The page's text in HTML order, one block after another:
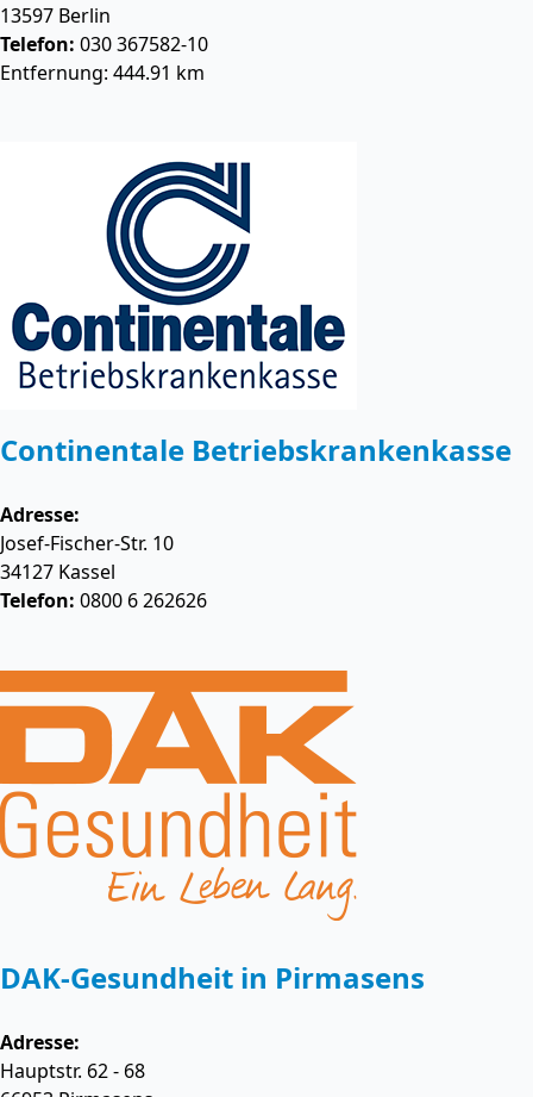
13597 Berlin
Telefon: 030 367582-10
Entfernung: 444.91 km
Continentale Betriebskrankenkasse
Adresse:
Josef-Fischer-Str. 10
34127 Kassel
Telefon: 0800 6 262626
DAK-Gesundheit in Pirmasens
Adresse:
Hauptstr. 62 - 68